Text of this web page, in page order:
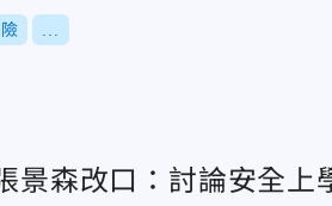
森改口：討論安全上